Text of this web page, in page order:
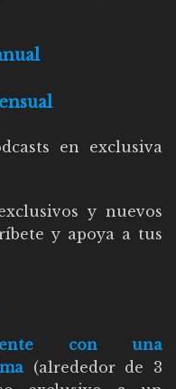
en exclusiva
y nuevos
y apoya a tus
con una
(alrededor de 3